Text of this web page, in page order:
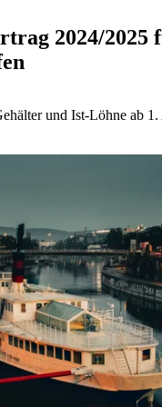
2024/2025
und Ist-Löhne ab